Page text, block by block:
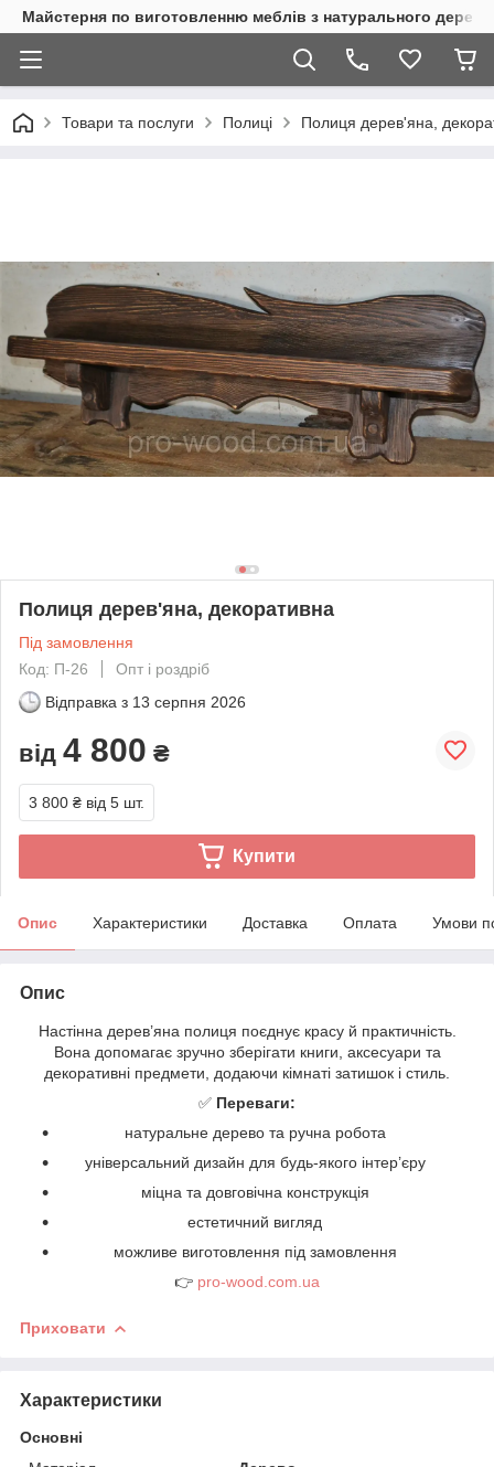
Майстерня по виготовленню меблів з натурального
Товари та послуги Полиці Полиця дерев'яна,
Полиця дерев'яна, декоративна
Під замовлення
Код: П-26
Опт і роздріб
Відправка з 13 серпня 2026
від 4 800 ₴
3 800 ₴ від 5 шт.
Купити
Опис Характеристики Доставка Оплата Умови
Опис
Настінна дерев’яна полиця поєднує красу й практичність.
Вона допомагає зручно зберігати книги, аксесуари та
декоративні предмети, додаючи кімнаті затишок і стиль.
✅ Переваги:
натуральне дерево та ручна робота
універсальний дизайн для будь-якого інтер’єру
міцна та довговічна конструкція
естетичний вигляд
можливе виготовлення під замовлення
👉 pro-wood.com.ua
Приховати
Характеристики
Основні